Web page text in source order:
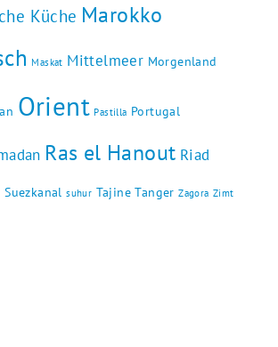
Küche Marokko
Maskat Mittelmeer Morgenland
Orient Pastilla Portugal
Ras el Hanout Riad
Suezkanal suhur Tajine Tanger Zagora Zimt